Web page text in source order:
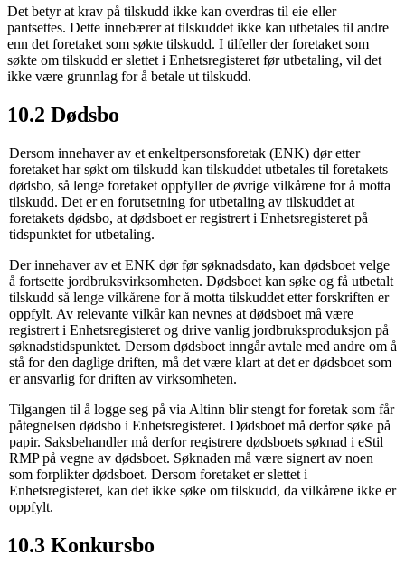
Det betyr at krav på tilskudd ikke kan overdras til eie eller
pantsettes. Dette innebærer at tilskuddet ikke kan utbetales til andre
enn det foretaket som søkte tilskudd. I tilfeller der foretaket som
søkte om tilskudd er slettet i Enhetsregisteret før utbetaling, vil det
ikke være grunnlag for å betale ut tilskudd.
10.2 Dødsbo
Dersom innehaver av et enkeltpersonsforetak (ENK) dør etter
foretaket har søkt om tilskudd kan tilskuddet utbetales til foretakets
dødsbo, så lenge foretaket oppfyller de øvrige vilkårene for å motta
tilskudd. Det er en forutsetning for utbetaling av tilskuddet at
foretakets dødsbo, at dødsboet er registrert i Enhetsregisteret på
tidspunktet for utbetaling.
Der innehaver av et ENK dør før søknadsdato, kan dødsboet velge
å fortsette jordbruksvirksomheten. Dødsboet kan søke og få utbetalt
tilskudd så lenge vilkårene for å motta tilskuddet etter forskriften er
oppfylt. Av relevante vilkår kan nevnes at dødsboet må være
registrert i Enhetsregisteret og drive vanlig jordbruksproduksjon på
søknadstidspunktet. Dersom dødsboet inngår avtale med andre om å
stå for den daglige driften, må det være klart at det er dødsboet som
er ansvarlig for driften av virksomheten.
Tilgangen til å logge seg på via Altinn blir stengt for foretak som får
påtegnelsen dødsbo i Enhetsregisteret. Dødsboet må derfor søke på
papir. Saksbehandler må derfor registrere dødsboets søknad i eStil
RMP på vegne av dødsboet. Søknaden må være signert av noen
som forplikter dødsboet. Dersom foretaket er slettet i
Enhetsregisteret, kan det ikke søke om tilskudd, da vilkårene ikke er
oppfylt.
10.3 Konkursbo